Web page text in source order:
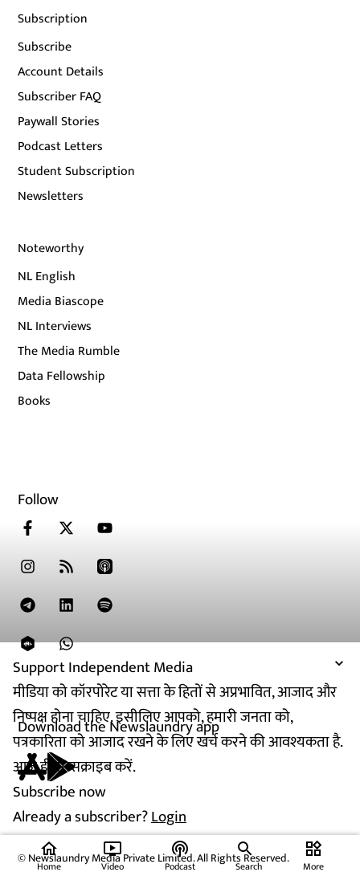
Support Independent Media
मीडिया को कॉरपोरेट या सत्ता के हितों से अप्रभावित, आजाद और
निष्पक्ष होना चाहिए. इसीलिए आपको, हमारी जनता को,
पत्रकारिता को आजाद रखने के लिए खर्च करने की आवश्यकता है.
आज ही सब्सक्राइब करें.
Subscribe now
Already a subscriber?Login
Subscription
Subscribe
Account Details
Subscriber FAQ
Paywall Stories
Podcast Letters
Student Subscription
Newsletters
Noteworthy
NL English
Media Biascope
NL Interviews
The Media Rumble
Data Fellowship
Books
Follow
Download the Newslaundry app
© Newslaundry Media Private Limited. All Rights Reserved.
home
Home
ondemand_video
Video
podcasts
Podcast Search
widgets
More